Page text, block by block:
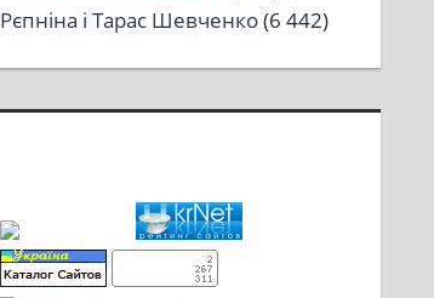
Рєпніна і Тарас Шевченко(6 442)